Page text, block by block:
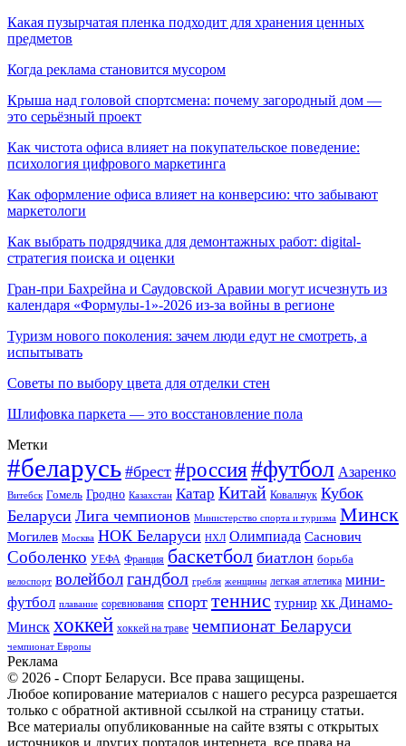
Какая пузырчатая пленка подходит для хранения ценных
предметов
Когда реклама становится мусором
Крыша над головой спортсмена: почему загородный дом —
это серьёзный проект
Как чистота офиса влияет на покупательское поведение:
психология цифрового маркетинга
Как оформление офиса влияет на конверсию: что забывают
маркетологи
Как выбрать подрядчика для демонтажных работ: digital-
стратегия поиска и оценки
Гран-при Бахрейна и Саудовской Аравии могут исчезнуть из
календаря «Формулы-1»-2026 из-за войны в регионе
Туризм нового поколения: зачем люди едут не смотреть, а
испытывать
Советы по выбору цвета для отделки стен
Шлифовка паркета — это восстановление пола
Метки
#беларусь #брест #россия#футбол Азаренко
Витебск Гомель Гродно Казахстан Катар Китай Ковальчук Кубок
Беларуси Лига чемпионов Министерство спорта и туризма Минск
Могилев Москва НОК Беларуси НХЛ Олимпиада Саснович
Соболенко УЕФА Франция баскетбол биатлон борьба
велоспорт волейболгандбол гребля женщины легкая атлетика мини-
футбол плавание соревнования спорт теннис турнир хк Динамо-
Минск хоккей хоккей на траве чемпионат Беларуси
чемпионат Европы
Реклама
© 2026 - Спорт Беларуси. Все права защищены.
Любое копирование материалов с нашего ресурса разрешается
только с обратной активной ссылкой на страницу статьи.
Все материалы опубликованные на сайте взяты с открытых
источников и других порталов интернета, все права на